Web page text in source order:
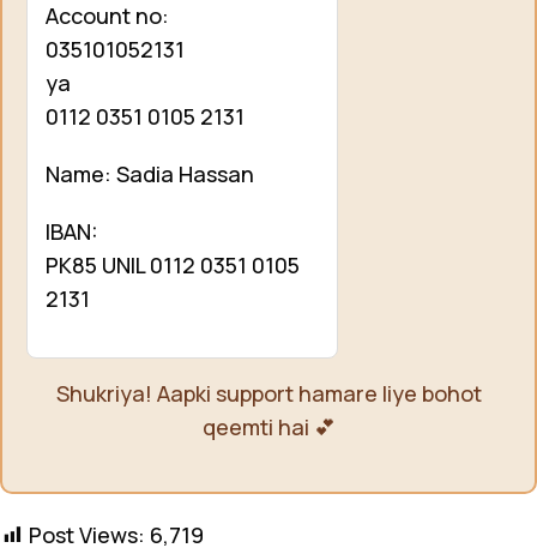
Account no:
035101052131
ya
0112 0351 0105 2131
Name: Sadia Hassan
IBAN:
PK85 UNIL 0112 0351 0105
2131
Shukriya! Aapki support hamare liye bohot
qeemti hai 💕
Post Views: 6,719